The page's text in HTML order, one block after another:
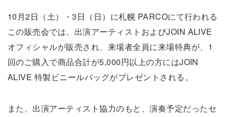
10月2日（土）・3日（日）に札幌 PARCOにて行われる
この販売会では、出演アーティストおよびJOIN ALIVE
オフィシャルが販売され、来場者全員に来場特典が、1
回のご購入で商品合計が5,000円以上の方にはJOIN
ALIVE 特製ビニールバッグがプレゼントされる。
また、出演アーティスト協力のもと、演奏予定だったセ